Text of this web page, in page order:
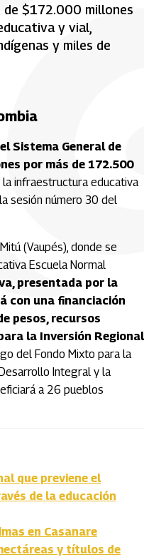
de $172.000 millones
y vial,
y miles de
Sistema General de
por más de 172.500
infraestructura educativa
sesión número 30 del
(Vaupés), donde se
Escuela Normal
presentada por la
con una financiación
pesos, recursos
la Inversión Regional
del Fondo Mixto para la
Integral y la
a 26 pueblos
que previene el
de la educación
en Casanare
y títulos de